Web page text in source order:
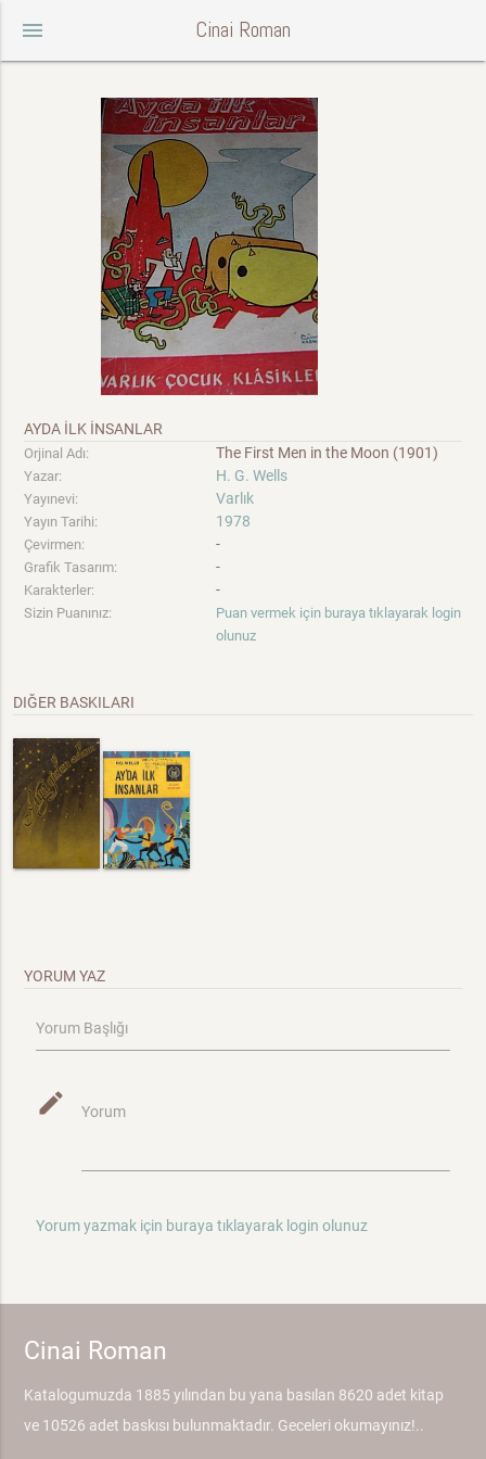
menu Cinai Roman
AYDA İLK İNSANLAR
Orjinal Adı: The First Men in the Moon (1901)
Yazar: H. G. Wells
Yayınevi: Varlık
Yayın Tarihi: 1978
Çevirmen: -
Grafik Tasarım: -
Karakterler: -
Sizin Puanınız:
Puan vermek için buraya tıklayarak login
olunuz
DIĞER BASKILARI
YORUM YAZ
Yorum Başlığı
mode_edit Yorum
Yorum yazmak için buraya tıklayarak login olunuz
Cinai Roman
Katalogumuzda 1885 yılından bu yana basılan 8620 adet kitap
ve 10526 adet baskısı bulunmaktadır. Geceleri okumayınız!..